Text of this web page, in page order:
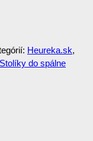
Heureka.sk,
Stolíky do spálne